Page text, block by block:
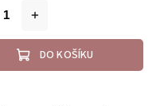
DO KOŠÍKU